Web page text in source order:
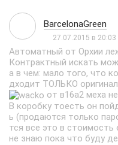
BarcelonaGreen
27.07.2015 в 20:03
Автоматный от Орхии
Контрактный искать
а в чем: мало того, что
дходит ТОЛЬКО
от в16а2 меха
В коробку тоесть он
ь (продаются только
тся все это в
не знаю пока что буду